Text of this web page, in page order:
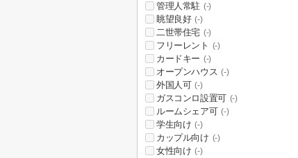
管理人常駐 (-)
眺望良好 (-)
二世帯住宅 (-)
フリーレント (-)
カードキー (-)
オープンハウス (-)
外国人可 (-)
ガスコンロ設置可 (-)
ルームシェア可 (-)
学生向け (-)
カップル向け (-)
女性向け (-)